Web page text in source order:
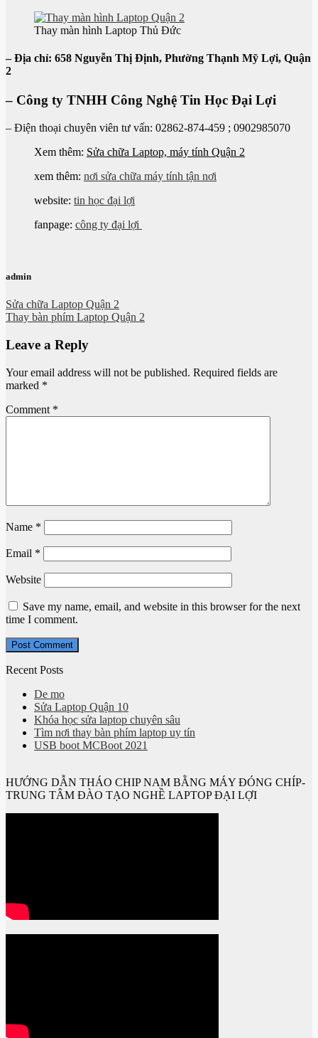
Thay màn hình Laptop Thủ Đức
– Địa chỉ: 658 Nguyễn Thị Định, Phường Thạnh Mỹ Lợi, Quận
2
– Công ty TNHH Công Nghệ Tin Học Đại Lợi
– Điện thoại chuyên viên tư vấn: 02862-874-459 ; 0902985070
Xem thêm: Sửa chữa Laptop, máy tính Quận 2
xem thêm: nơi sửa chữa máy tính tận nơi
website: tin học đại lợi
fanpage: công ty đại lợi
admin
Sửa chữa Laptop Quận 2
Thay bàn phím Laptop Quận 2
Leave a Reply
Your email address will not be published. Required fields are
marked *
Comment *
Name *
Email *
Website
Save my name, email, and website in this browser for the next
time I comment.
Recent Posts
De mo
Sửa Laptop Quận 10
Khóa học sửa laptop chuyên sâu
Tìm nơi thay bàn phím laptop uy tín
USB boot MCBoot 2021
HƯỚNG DẪN THÁO CHIP NAM BẰNG MÁY ĐÓNG CHÍP-
TRUNG TÂM ĐÀO TẠO NGHỀ LAPTOP ĐẠI LỢI